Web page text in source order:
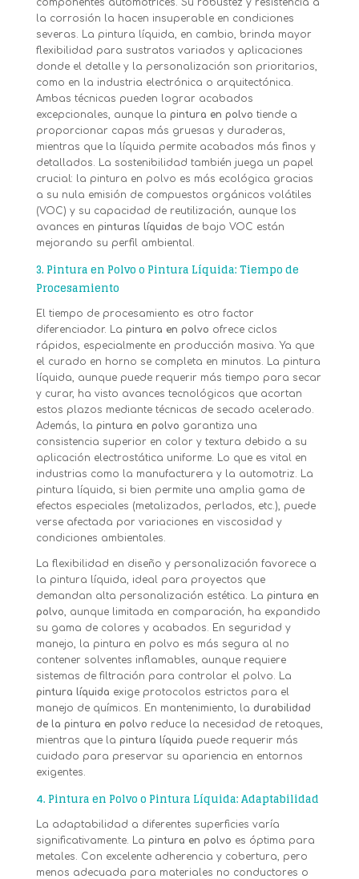
componentes automotrices. Su robustez y resistencia a
la corrosión la hacen insuperable en condiciones
severas. La pintura líquida, en cambio, brinda mayor
flexibilidad para sustratos variados y aplicaciones
donde el detalle y la personalización son prioritarios,
como en la industria electrónica o arquitectónica.
Ambas técnicas pueden lograr acabados
excepcionales, aunque la pintura en polvo tiende a
proporcionar capas más gruesas y duraderas,
mientras que la líquida permite acabados más finos y
detallados. La sostenibilidad también juega un papel
crucial: la pintura en polvo es más ecológica gracias
a su nula emisión de compuestos orgánicos volátiles
(VOC) y su capacidad de reutilización, aunque los
avances en pinturas líquidas de bajo VOC están
mejorando su perfil ambiental.
3. Pintura en Polvo o Pintura Líquida: Tiempo de
Procesamiento
El tiempo de procesamiento es otro factor
diferenciador. La pintura en polvo ofrece ciclos
rápidos, especialmente en producción masiva. Ya que
el curado en horno se completa en minutos. La pintura
líquida, aunque puede requerir más tiempo para secar
y curar, ha visto avances tecnológicos que acortan
estos plazos mediante técnicas de secado acelerado.
Además, la pintura en polvo garantiza una
consistencia superior en color y textura debido a su
aplicación electrostática uniforme. Lo que es vital en
industrias como la manufacturera y la automotriz. La
pintura líquida, si bien permite una amplia gama de
efectos especiales (metalizados, perlados, etc.), puede
verse afectada por variaciones en viscosidad y
condiciones ambientales.
La flexibilidad en diseño y personalización favorece a
la pintura líquida, ideal para proyectos que
demandan alta personalización estética. La pintura en
polvo, aunque limitada en comparación, ha expandido
su gama de colores y acabados. En seguridad y
manejo, la pintura en polvo es más segura al no
contener solventes inflamables, aunque requiere
sistemas de filtración para controlar el polvo. La
pintura líquida exige protocolos estrictos para el
manejo de químicos. En mantenimiento, la durabilidad
de la pintura en polvo reduce la necesidad de retoques,
mientras que la pintura líquida puede requerir más
cuidado para preservar su apariencia en entornos
exigentes.
4. Pintura en Polvo o Pintura Líquida: Adaptabilidad
La adaptabilidad a diferentes superficies varía
significativamente. La pintura en polvo es óptima para
metales. Con excelente adherencia y cobertura, pero
menos adecuada para materiales no conductores o